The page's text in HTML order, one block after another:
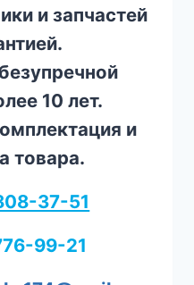
и запчастей
10 лет.
и
товара.
37-51
99-21